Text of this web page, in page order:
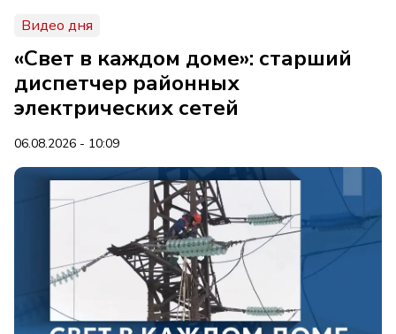
Видео дня
«Свет в каждом доме»: старший
диспетчер районных
электрических сетей
06.08.2026 - 10:09